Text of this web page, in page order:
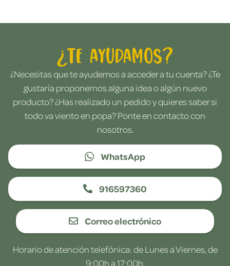
¿Te ayudamos?
¿Necesitas que te ayudemos a acceder a tu cuenta? ¿Te
gustaría proponernos alguna idea o algún nuevo
producto? ¿Has realizado un pedido y quieres saber si
todo va viento en popa? Ponte en contacto con
nosotros.
WhatsApp
916597360
Correo electrónico
Horario de atención telefónica: de Lunes a Viernes, de
9:00h a 17:00h.